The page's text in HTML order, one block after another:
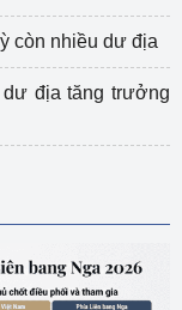
còn nhiều dư địa
địa tăng trưởng